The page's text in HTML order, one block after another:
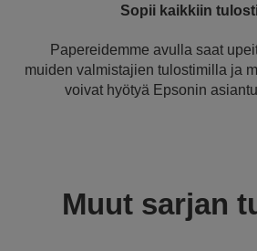
Sopii kaikkiin
Papereidemme avulla saat
muiden valmistajien tulostimilla ja
voivat hyötyä Epsonin
Muut sarjan